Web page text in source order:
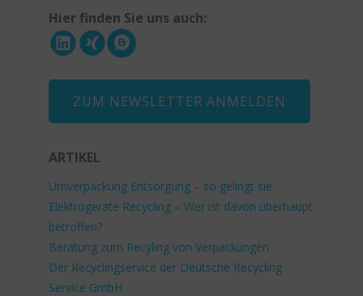
Hier finden Sie uns auch:
ZUM NEWSLETTER ANMELDEN
ARTIKEL
Umverpackung Entsorgung – so gelingt sie
Elektrogeräte Recycling – Wer ist davon überhaupt
betroffen?
Beratung zum Recyling von Verpackungen
Der Recyclingservice der Deutsche Recycling
Service GmbH